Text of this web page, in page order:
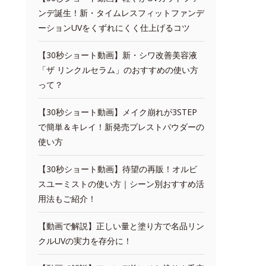
ンデ誕生！新・タイムレスフィットファンデ
ーションUVをくずれにくく仕上げるコツ
【30秒ショート動画】新・シワ改善美容液
「ザ リンクルセラム」のおすすめの使い方
って？
【30秒ショート動画】メイク崩れが3STEP
で簡単＆キレイ！新発売プレストパウダーの
使い方
【30秒ショート動画】待望の再販！オルビ
スユーミストの使い方｜シーン別おすすめ活
用法もご紹介！
【動画で解説】正しい量と塗り方で名品リン
クルUVの実力を存分に！